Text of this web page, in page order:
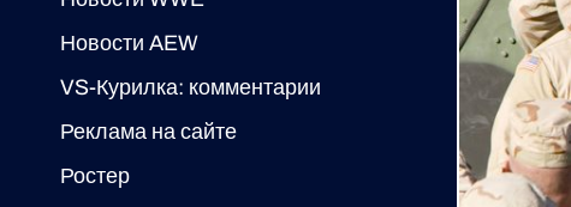
Новости AEW
VS-Курилка: комментарии
Реклама на сайте
Ростер